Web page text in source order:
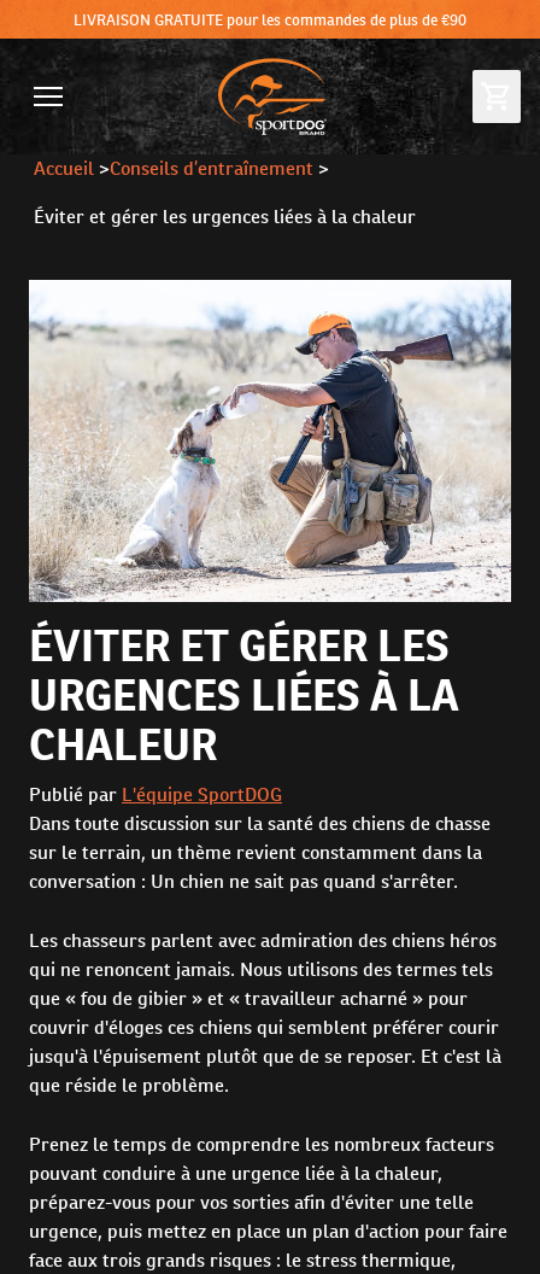
LIVRAISON GRATUITE pour les commandes de plus de €90
Accueil >Conseils d’entraînement >
Éviter et gérer les urgences liées à la chaleur
ÉVITER ET GÉRER LES
URGENCES LIÉES À LA
CHALEUR
Publié par L'équipe SportDOG
Dans toute discussion sur la santé des chiens de chasse
sur le terrain, un thème revient constamment dans la
conversation : Un chien ne sait pas quand s'arrêter.
Les chasseurs parlent avec admiration des chiens héros
qui ne renoncent jamais. Nous utilisons des termes tels
que « fou de gibier » et « travailleur acharné » pour
couvrir d'éloges ces chiens qui semblent préférer courir
jusqu'à l'épuisement plutôt que de se reposer. Et c'est là
que réside le problème.
Prenez le temps de comprendre les nombreux facteurs
pouvant conduire à une urgence liée à la chaleur,
préparez-vous pour vos sorties afin d'éviter une telle
urgence, puis mettez en place un plan d'action pour faire
face aux trois grands risques : le stress thermique,